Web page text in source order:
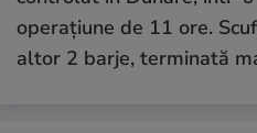
operațiune de 11 ore.
altor 2 barje, terminată